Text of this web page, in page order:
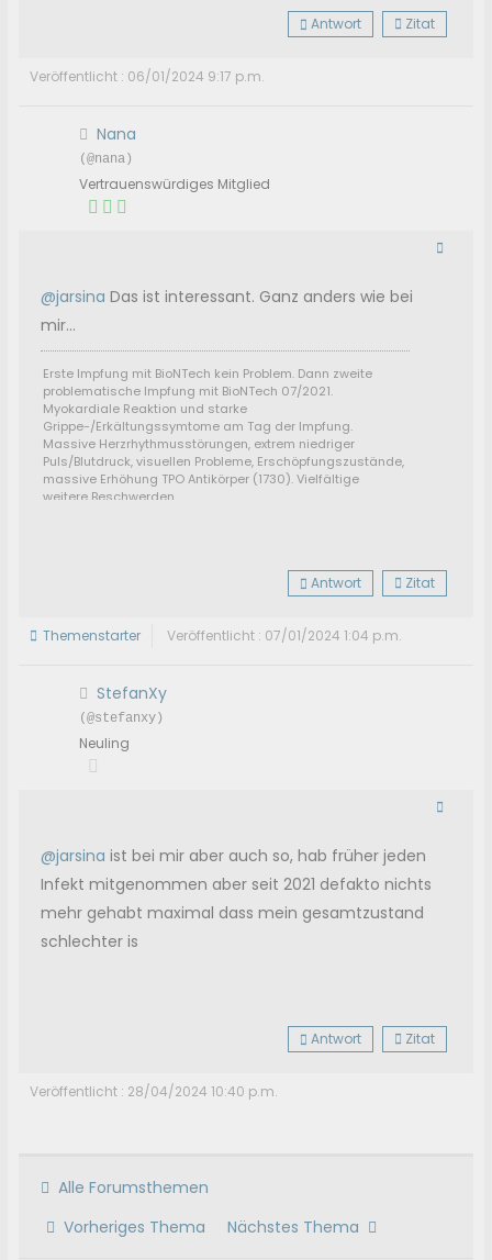
Antwort Zitat
Veröffentlicht : 06/01/2024 9:17 p.m.
Nana
(@nana)
Vertrauenswürdiges Mitglied
@jarsina Das ist interessant. Ganz anders wie bei
mir…
Erste Impfung mit BioNTech kein Problem. Dann zweite
problematische Impfung mit BioNTech 07/2021.
Myokardiale Reaktion und starke
Grippe-/Erkältungssymtome am Tag der Impfung.
Massive Herzrhythmusstörungen, extrem niedriger
Puls/Blutdruck, visuellen Probleme, Erschöpfungszustände,
massive Erhöhung TPO Antikörper (1730). Vielfältige
weitere Beschwerden.
Antwort Zitat
Themenstarter Veröffentlicht : 07/01/2024 1:04 p.m.
StefanXy
(@stefanxy)
Neuling
@jarsina ist bei mir aber auch so, hab früher jeden
Infekt mitgenommen aber seit 2021 defakto nichts
mehr gehabt maximal dass mein gesamtzustand
schlechter is
Antwort Zitat
Veröffentlicht : 28/04/2024 10:40 p.m.
Alle Forumsthemen
Vorheriges Thema
Nächstes Thema